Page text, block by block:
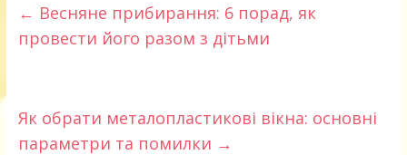
← Весняне прибирання: 6 порад, як
провести його разом з дітьми
Як обрати металопластикові вікна: основні
параметри та помилки →